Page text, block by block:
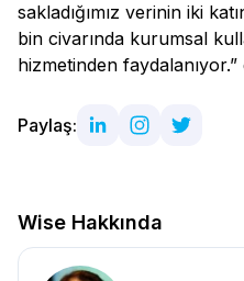
sakladığımız verinin iki
bin civarında kurumsal
hizmetinden
Paylaş:
Wise Hakkında